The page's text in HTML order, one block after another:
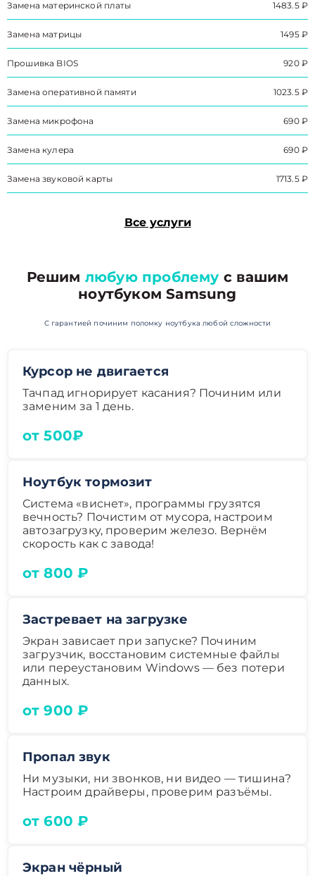
Замена материнской платы 1483.5 ₽
Замена матрицы 1495 ₽
Прошивка BIOS 920 ₽
Замена оперативной памяти 1023.5 ₽
Замена микрофона 690 ₽
Замена кулера 690 ₽
Замена звуковой карты 1713.5 ₽
Все услуги
Решим любую проблему с вашим
ноутбуком Samsung
С гарантией починим поломку ноутбука любой сложности
Курсор не двигается
Тачпад игнорирует касания? Починим или
заменим за 1 день.
от 500₽
Ноутбук тормозит
Система «виснет», программы грузятся
вечность? Почистим от мусора, настроим
автозагрузку, проверим железо. Вернём
скорость как с завода!
от 800 ₽
Застревает на загрузке
Экран зависает при запуске? Починим
загрузчик, восстановим системные файлы
или переустановим Windows — без потери
данных.
от 900 ₽
Пропал звук
Ни музыки, ни звонков, ни видео — тишина?
Настроим драйверы, проверим разъёмы.
от 600 ₽
Экран чёрный